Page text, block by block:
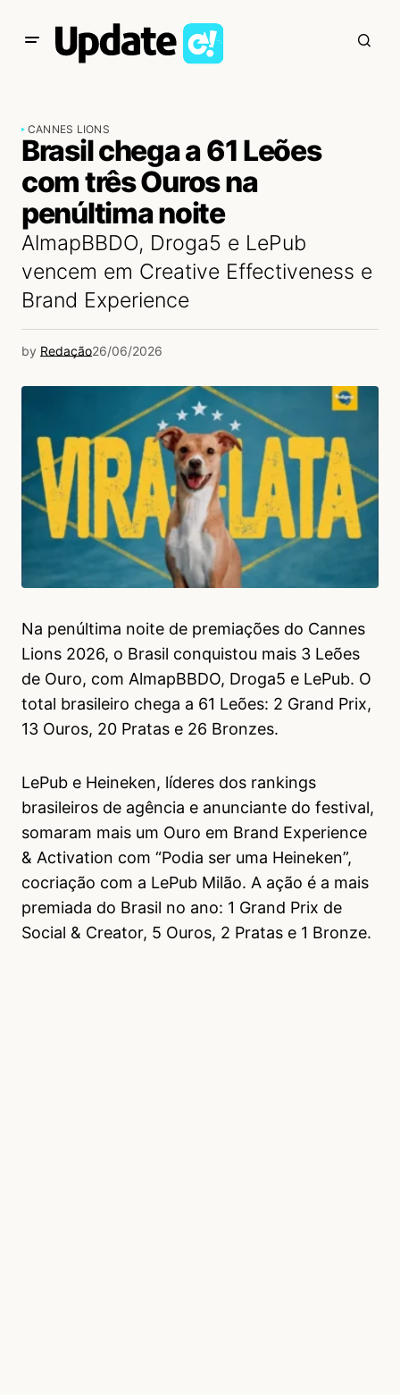
CANNES LIONS
Brasil chega a 61 Leões
com três Ouros na
penúltima noite
AlmapBBDO, Droga5 e LePub
vencem em Creative Effectiveness e
Brand Experience
by Redação26/06/2026
Na penúltima noite de premiações do Cannes
Lions 2026, o Brasil conquistou mais 3 Leões
de Ouro, com AlmapBBDO, Droga5 e LePub. O
total brasileiro chega a 61 Leões: 2 Grand Prix,
13 Ouros, 20 Pratas e 26 Bronzes.
LePub e Heineken, líderes dos rankings
brasileiros de agência e anunciante do festival,
somaram mais um Ouro em Brand Experience
& Activation com “Podia ser uma Heineken”,
cocriação com a LePub Milão. A ação é a mais
premiada do Brasil no ano: 1 Grand Prix de
Social & Creator, 5 Ouros, 2 Pratas e 1 Bronze.